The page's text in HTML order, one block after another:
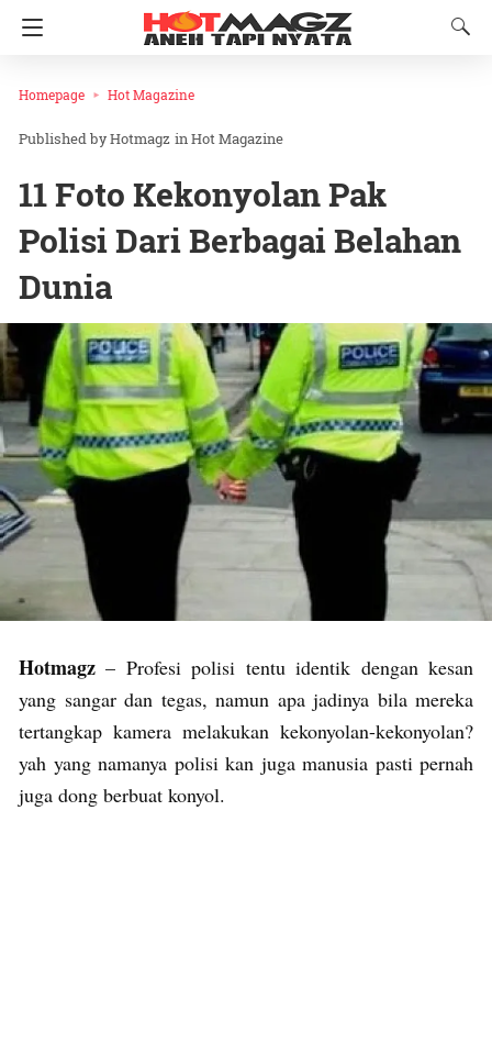
Homepage Hot Magazine
Hotmagz inHot Magazine
11 Foto Kekonyolan Pak
Polisi Dari Berbagai Belahan
Dunia
Hotmagz – Profesi polisi tentu identik dengan kesan
yang sangar dan tegas, namun apa jadinya bila mereka
tertangkap kamera melakukan kekonyolan-kekonyolan?
yah yang namanya polisi kan juga manusia pasti pernah
juga dong berbuat konyol.